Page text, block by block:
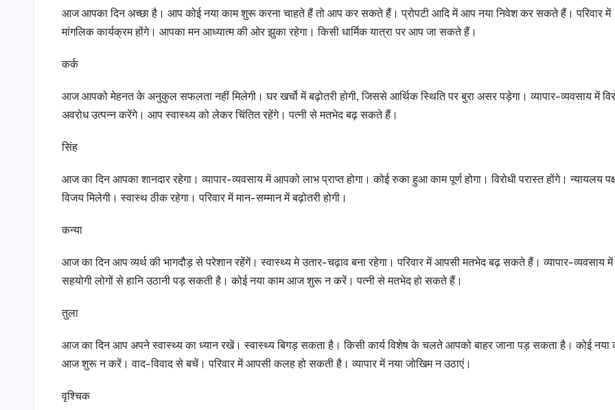
आज आपका दिन अच्छा है। आप कोई नया काम शुरू करना चाहते हैं तो आप कर सकते हैं। प्रोपटी आदि में आप नया निवेश कर सकते हैं। परिवार में
मांगलिक कार्यक्रम होंगे। आपका मन आध्यात्म की ओर झुका रहेगा। किसी धार्मिक यात्रा पर आप जा सकते हैं।
कर्क
आज आपको मेहनत के अनुकुल सफलता नहीं मिलेगी। घर खर्चो में बढ़ोतरी होगी, जिससे आर्थिक स्थिति पर बुरा असर पड़ेगा। व्यापार-व्यवसाय में
अवरोध उत्पन्न करेंगे। आप स्वास्थ्य को लेकर चिंतित रहेंगे। पत्नी से मतभेद बढ़ सकते हैं।
सिंह
आज का दिन आपका शानदार रहेगा। व्यापार-व्यवसाय में आपको लाभ प्राप्त होगा। कोई रुका हुआ काम पूर्ण होगा। विरोधी परास्त होंगे। न्यायलय
विजय मिलेगी। स्वास्थ ठीक रहेगा। परिवार में मान-सम्मान में बढ़ोतरी होगी।
कन्या
आज का दिन आप व्यर्थ की भागदौड़ से परेशान रहेंगें। स्वास्थ्य मे उतार-चढ़ाव बना रहेगा। परिवार में आपसी मतभेद बढ़ सकते हैं। व्यापार-व्यवसाय में
सहयोगी लोगों से हानि उठानी पड़ सकती है। कोई नया काम आज शुरू न करें। पत्नी से मतभेद हो सकते हैं।
तुला
आज का दिन आप अपने स्वास्थ्य का ध्यान रखें। स्वास्थ्य बिगड़ सकता है। किसी कार्य विशेष के चलते आपको बाहर जाना पड़ सकता है। कोई नया
आज शुरू न करें। वाद-विवाद से बचें। परिवार में आपसी कलह हो सकती है। व्यापार में नया जोखिम न उठाएं।
वृश्चिक